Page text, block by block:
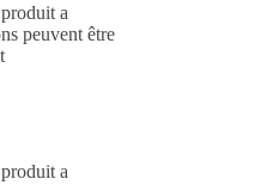
a
peuvent être
a